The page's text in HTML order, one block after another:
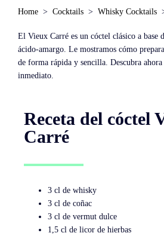
Home Cocktails Whisky Cocktails
El Vieux Carré es un cóctel clásico a base
ácido-amargo. Le mostramos cómo
de forma rápida y sencilla. Descubra
inmediato.
Receta del cóctel
Carré
3 cl de whisky
3 cl de coñac
3 cl de vermut dulce
1,5 cl de licor de hierbas